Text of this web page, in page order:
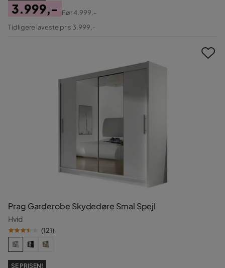
Pris
3.999,-
Original
Før4.999,-
Tidligere laveste pris 3.999,-
Prag Garderobe Skydedøre Smal Spejl
Hvid
(121)
SE PRISEN!